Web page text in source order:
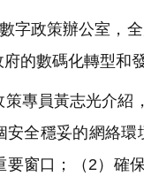
字政策辦公室，
的數碼化轉型和
專員黃志光介紹
安全穩妥的網絡
要窗口；（2）確